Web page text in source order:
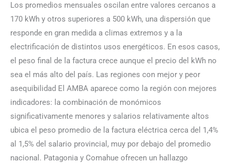
Los promedios mensuales oscilan entre valores cercanos a
170 kWh y otros superiores a 500 kWh, una dispersión que
responde en gran medida a climas extremos y a la
electrificación de distintos usos energéticos. En esos casos,
el peso final de la factura crece aunque el precio del kWh no
sea el más alto del país. Las regiones con mejor y peor
asequibilidad El AMBA aparece como la región con mejores
indicadores: la combinación de monómicos
significativamente menores y salarios relativamente altos
ubica el peso promedio de la factura eléctrica cerca del 1,4%
al 1,5% del salario provincial, muy por debajo del promedio
nacional. Patagonia y Comahue ofrecen un hallazgo